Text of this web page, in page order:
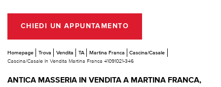
CHIEDI UN APPUNTAMENTO
Homepage Trova Vendita TA Martina Franca
Cascina/Casale
Cascina/Casale In Vendita Martina Franca 41091021-346
ANTICA MASSERIA IN VENDITA A MARTINA FRANCA,